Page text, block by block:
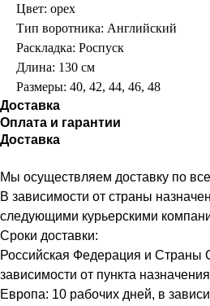
Цвет: орех
Тип воротника: Английский
Раскладка: Роспуск
Длина: 130 см
Размеры: 40, 42, 44, 46, 48
Доставка
Оплата и гарантии
Доставка
Мы осуществляем доставку по
В зависимости от страны
следующими курьерскими
Сроки доставки:
Российская Федерация и Страны
зависимости от пункта
Европа: 10 рабочих дней, в